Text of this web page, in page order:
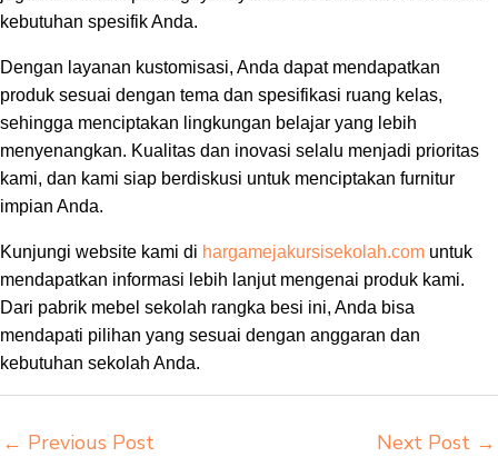
kebutuhan spesifik Anda.
Dengan layanan kustomisasi, Anda dapat mendapatkan
produk sesuai dengan tema dan spesifikasi ruang kelas,
sehingga menciptakan lingkungan belajar yang lebih
menyenangkan. Kualitas dan inovasi selalu menjadi prioritas
kami, dan kami siap berdiskusi untuk menciptakan furnitur
impian Anda.
Kunjungi website kami di hargamejakursisekolah.com untuk
mendapatkan informasi lebih lanjut mengenai produk kami.
Dari pabrik mebel sekolah rangka besi ini, Anda bisa
mendapati pilihan yang sesuai dengan anggaran dan
kebutuhan sekolah Anda.
← Previous Post Next Post →